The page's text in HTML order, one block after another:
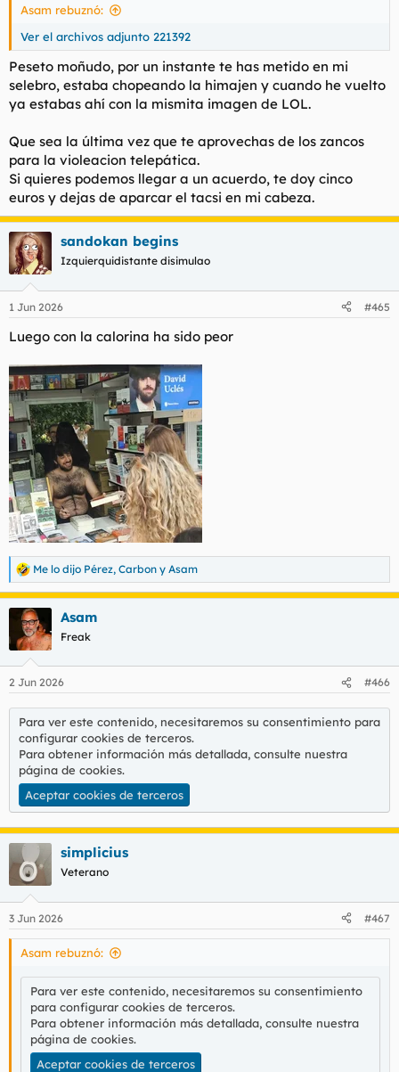
Asam rebuznó:
Ver el archivos adjunto 221392
Peseto moñudo, por un instante te has metido en mi
selebro, estaba chopeando la himajen y cuando he vuelto
ya estabas ahí con la mismita imagen de LOL.
Que sea la última vez que te aprovechas de los zancos
para la violeacion telepática.
Si quieres podemos llegar a un acuerdo, te doy cinco
euros y dejas de aparcar el tacsi en mi cabeza.
sandokan begins
Izquierquidistante disimulao
1 Jun 2026 #465
Luego con la calorina ha sido peor
R
e
a
i
e
Me lo dijo Pérez, Carbon y Asam
Asam
Freak
2 Jun 2026 #466
Para ver este contenido, necesitaremos su consentimiento para
configurar cookies de terceros.
Para obtener información más detallada, consulte nuestra
página de cookies.
Aceptar cookies de terceros
simplicius
Veterano
3 Jun 2026 #467
Asam rebuznó:
Para ver este contenido, necesitaremos su consentimiento
para configurar cookies de terceros.
Para obtener información más detallada, consulte nuestra
página de cookies.
Aceptar cookies de terceros